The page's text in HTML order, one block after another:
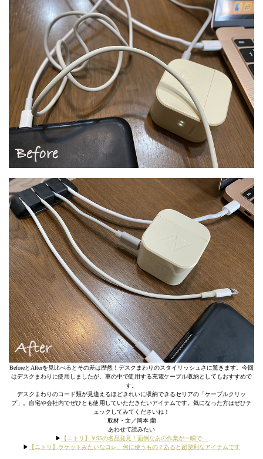
BeforeとAfterを見比べるとその差は歴然！デスクまわりのスタイリッシュさに驚きます。今回
はデスクまわりに使用しましたが、車の中で使用する充電ケーブル収納としてもおすすめで
す。
デスクまわりのコード類が見違えるほどきれいに収納できるセリアの「ケーブルクリッ
プ」。自宅や会社内でぜひとも使用していただきたいアイテムです。気になった方はぜひチ
ェックしてみてくださいね！
取材・文／岡本 蘭
あわせて読みたい
▶︎
【ニトリ】￥95の名品発見！面倒なあの作業が一瞬で…
▶︎
【ニトリ】ラケットみたいなコレ、何に使うもの？あると超便利なアイテムです